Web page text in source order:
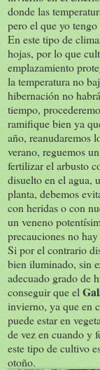
donde las
pero el que yo
En este tipo de
hojas, por lo que
emplazamiento
la temperatura no
hibernación no
tiempo,
ramifique bien ya
año, reanudaremos
verano, reguemos
fertilizar el arbusto
disuelto en el agua,
planta, debemos
con heridas o con
un veneno
precauciones no
Si por el contrario
bien iluminado, sin
adecuado grado de
conseguir que el
invierno, ya que en
puede estar en
de vez en cuando y
este tipo de cultivo
otoño.